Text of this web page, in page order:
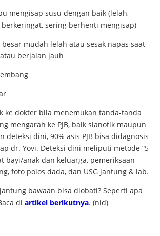
mengisap susu dengan baik (lelah,
sering berhenti mengisap)
mudah lelah atau sesak napas saat
berjalan jauh
ke dokter bila menemukan tanda-tanda
mengarah ke PJB, baik sianotik maupun
deteksi dini, 90% asis PJB bisa didagnosis
dr. Yovi. Deteksi dini meliputi metode “5
bayi/anak dan keluarga, pemeriksaan
foto polos dada, dan USG jantung & lab.
bawaan bisa diobati? Seperti apa
di artikel berikutnya. (nid)